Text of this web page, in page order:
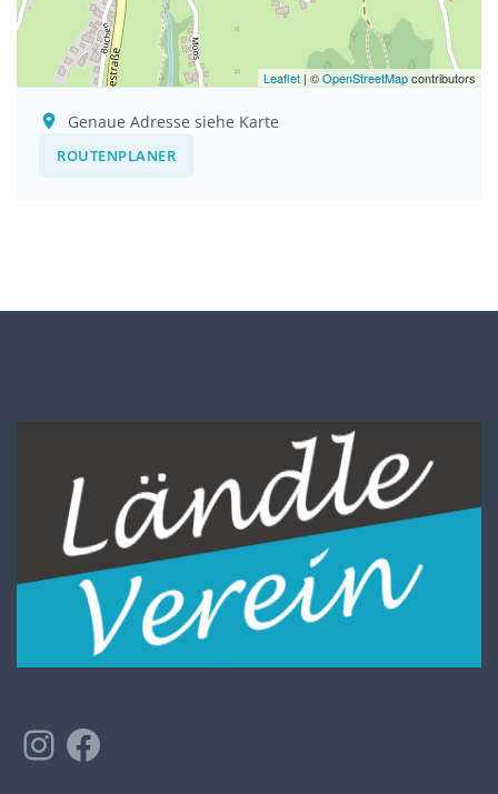
Leaflet | ©OpenStreetMapcontributors
Genaue Adresse siehe Karte
ROUTENPLANER